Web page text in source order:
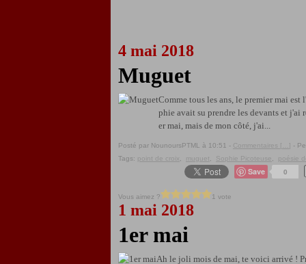
4 mai 2018
Muguet
Comme tous les ans, le premier mai est
phie avait su prendre les devants et j'ai
er mai, mais de mon côté, j'ai...
Posté par NounoursPTML à 10:51 - Commentaires [ ] -
Tags:
point de croix muguet Sophie Picoteuse poésie
0
Save
Vous aimez ? 1 vote
1 mai 2018
1er mai
Ah le joli mois de mai, te voici arrivé !